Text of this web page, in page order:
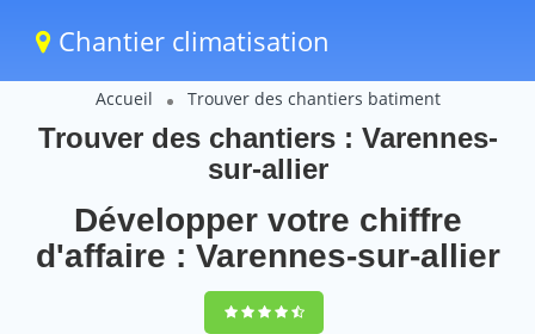
Chantier climatisation
Accueil Trouver des chantiers batiment
Trouver des chantiers : Varennes-
sur-allier
Développer votre chiffre
d'affaire : Varennes-sur-allier